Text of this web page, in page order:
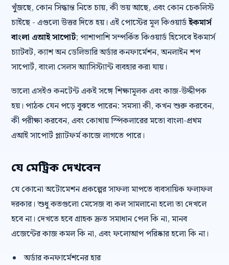
খুঁজছে, কোন সিদ্ধান্ত নিতে চায়, কী ভয় আছে, এবং কোন চেকলিস্ট
চাইছে - এগুলো উত্তর দিতে হয়। এই পোস্টের মূল কিওয়ার্ডইকমার্স
বাংলা এআই সাপোর্ট; পাশাপাশি সম্পর্কিত কিওয়ার্ড হিসেবে ইকমার্স
চ্যাটবট, ক্যাশ অন ডেলিভারি অর্ডার কনফার্মেশন, অনলাইন শপ
সাপোর্ট, বাংলা সেলস অ্যাসিস্ট্যান্ট ব্যবহার করা যায়।
ভালো এসইও কনটেন্ট একই সঙ্গে শিক্ষামূলক এবং কাজ-উদ্দীপক
হয়। পাঠক যেন পড়ে বুঝতে পারেন: সমস্যা কী, কখন শুরু করবেন,
কী পরীক্ষা করবেন, এবং কোথায় স্পিকলারের মতো বাংলা-প্রথম
এআই সাপোর্ট প্ল্যাটফর্ম কাজে লাগতে পারে।
যে মেট্রিক দেখবেন
যে কোনো অটোমেশন প্রকল্পের সাফল্য মাপতে ব্যবসায়িক ফলাফল
দরকার। শুধু কতগুলো মেসেজ বা কল সামলানো হলো তা দেখলে
হবে না। দেখতে হবে গ্রাহক দ্রুত সমাধান পেল কি না, মানব
এজেন্টের কাজ কমল কি না, এবং ফলোআপ পরিষ্কার হলো কি না।
অর্ডার কনফার্মেশনের হার